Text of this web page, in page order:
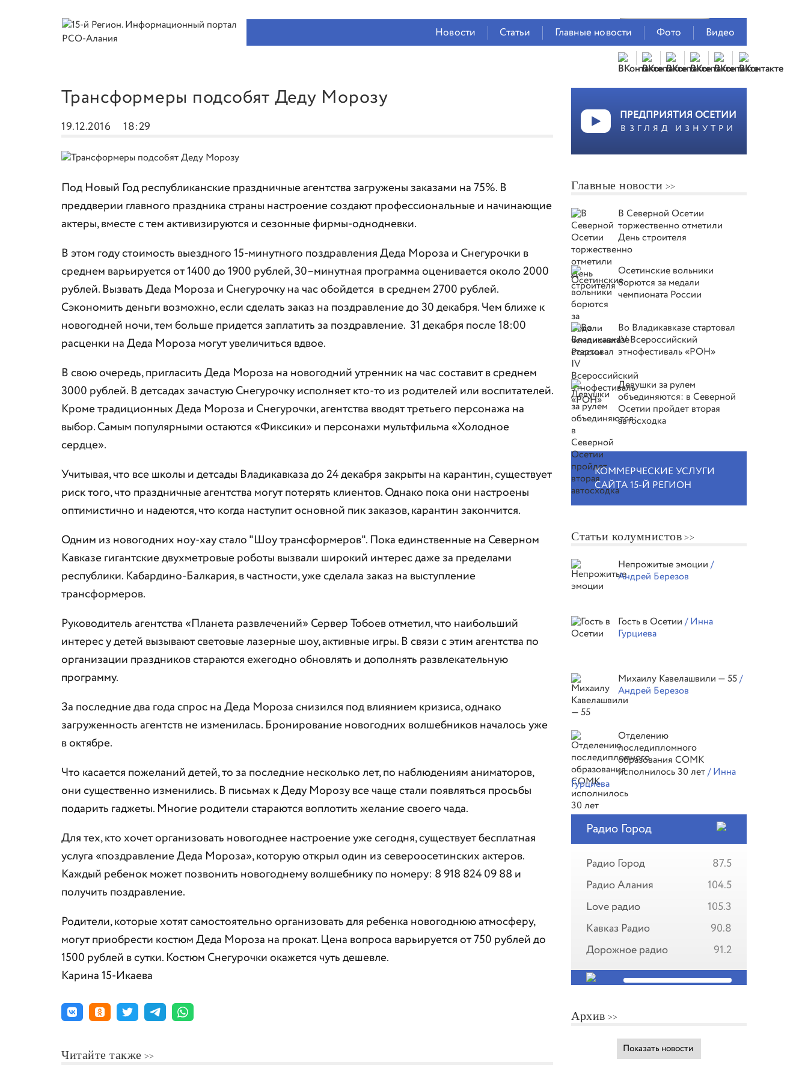
73 % 1.5 м/с
Новости Статьи Главные новости Фото Видео
Трансформеры подсобят Деду Морозу
19.12.2016 18:29
Под Новый Год республиканские праздничные агентства загружены заказами на 75%. В
преддверии главного праздника страны настроение создают профессиональные и начинающие
актеры, вместе с тем активизируются и сезонные фирмы-однодневки.
В этом году стоимость выездного 15-минутного поздравления Деда Мороза и Снегурочки в
среднем варьируется от 1400 до 1900 рублей, 30–минутная программа оценивается около 2000
рублей. Вызвать Деда Мороза и Снегурочку на час обойдется в среднем 2700 рублей.
Сэкономить деньги возможно, если сделать заказ на поздравление до 30 декабря. Чем ближе к
новогодней ночи, тем больше придется заплатить за поздравление. 31 декабря после 18:00
расценки на Деда Мороза могут увеличиться вдвое.
В свою очередь, пригласить Деда Мороза на новогодний утренник на час составит в среднем
3000 рублей. В детсадах зачастую Снегурочку исполняет кто-то из родителей или воспитателей.
Кроме традиционных Деда Мороза и Снегурочки, агентства вводят третьего персонажа на
выбор. Самым популярными остаются «Фиксики» и персонажи мультфильма «Холодное
сердце».
Учитывая, что все школы и детсады Владикавказа до 24 декабря закрыты на карантин, существует
риск того, что праздничные агентства могут потерять клиентов. Однако пока они настроены
оптимистично и надеются, что когда наступит основной пик заказов, карантин закончится.
Одним из новогодних ноу-хау стало "Шоу трансформеров". Пока единственные на Северном
Кавказе гигантские двухметровые роботы вызвали широкий интерес даже за пределами
республики. Кабардино-Балкария, в частности, уже сделала заказ на выступление
трансформеров.
Руководитель агентства «Планета развлечений» Сервер Тобоев отметил, что наибольший
интерес у детей вызывают световые лазерные шоу, активные игры. В связи с этим агентства по
организации праздников стараются ежегодно обновлять и дополнять развлекательную
программу.
За последние два года спрос на Деда Мороза снизился под влиянием кризиса, однако
загруженность агентств не изменилась. Бронирование новогодних волшебников началось уже
в октябре.
Что касается пожеланий детей, то за последние несколько лет, по наблюдениям аниматоров,
они существенно изменились. В письмах к Деду Морозу все чаще стали появляться просьбы
подарить гаджеты. Многие родители стараются воплотить желание своего чада.
Для тех, кто хочет организовать новогоднее настроение уже сегодня, существует бесплатная
услуга «поздравление Деда Мороза», которую открыл один из североосетинских актеров.
Каждый ребенок может позвонить новогоднему волшебнику по номеру: 8 918 824 09 88 и
получить поздравление.
Родители, которые хотят самостоятельно организовать для ребенка новогоднюю атмосферу,
могут приобрести костюм Деда Мороза на прокат. Цена вопроса варьируется от 750 рублей до
1500 рублей в сутки. Костюм Снегурочки окажется чуть дешевле.
Карина 15-Икаева
Читайте также
ПРЕДПРИЯТИЯ ОСЕТИИ
ВЗГЛЯД ИЗНУТРИ
Главные новости
В Северной Осетии
торжественно отметили
День строителя
Осетинские вольники
борются за медали
чемпионата России
Во Владикавказе стартовал
IV Всероссийский
этнофестиваль «РОН»
Девушки за рулем
объединяются: в Северной
Осетии пройдет вторая
автосходка
КОММЕРЧЕСКИЕ УСЛУГИ
САЙТА 15-Й РЕГИОН
Статьи колумнистов
Непрожитые эмоции/
Андрей Березов
Гость в Осетии/ Инна
Гурциева
Михаилу Кавелашвили — 55/
Андрей Березов
Отделению
последипломного
образования СОМК
исполнилось 30 лет/ Инна
Гурциева
Радио Город
Радио Город
87.5
Радио Алания
104.5
Love радио
105.3
Кавказ Радио
90.8
Дорожное радио
91.2
Архив
Показать новости